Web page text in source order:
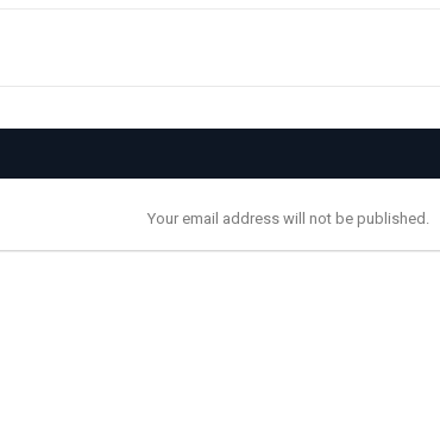
Your email address will not be published.